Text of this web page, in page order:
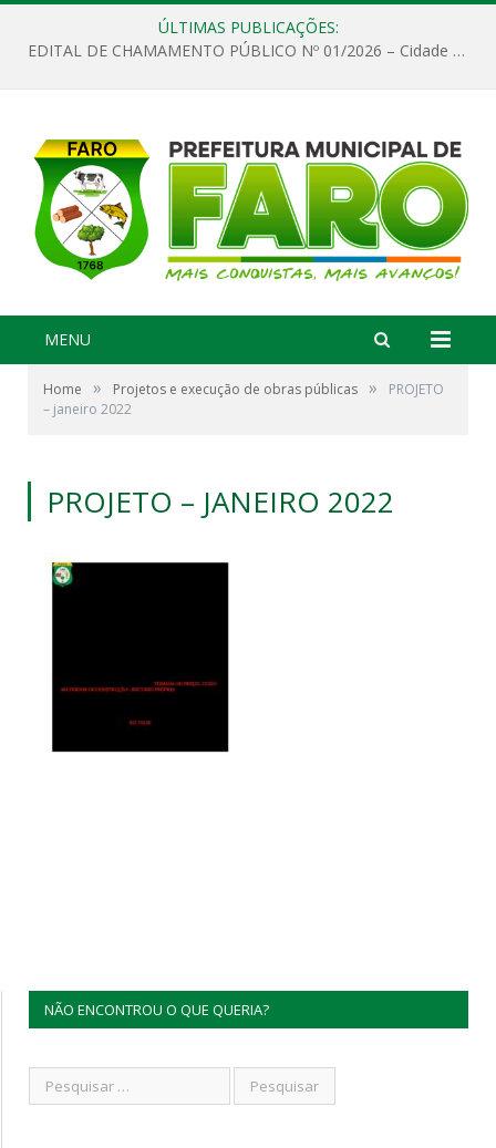
ÚLTIMAS PUBLICAÇÕES:
EDITAL DE CHAMAMENTO PÚBLICO Nº 01/2026 – Cidade de Faro
MENU
Home » Projetos e execução de obras públicas »
PROJETO
– janeiro 2022
PROJETO – JANEIRO 2022
NÃO ENCONTROU O QUE QUERIA?